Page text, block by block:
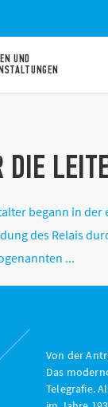
UND
begann in
des Relais
...
Von der
Das
Telegrafie.